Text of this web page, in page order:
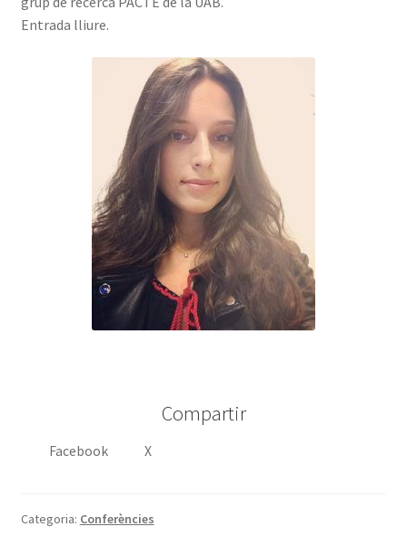
Entrada lliure.
Compartir
Facebook X
Categoria: Conferències